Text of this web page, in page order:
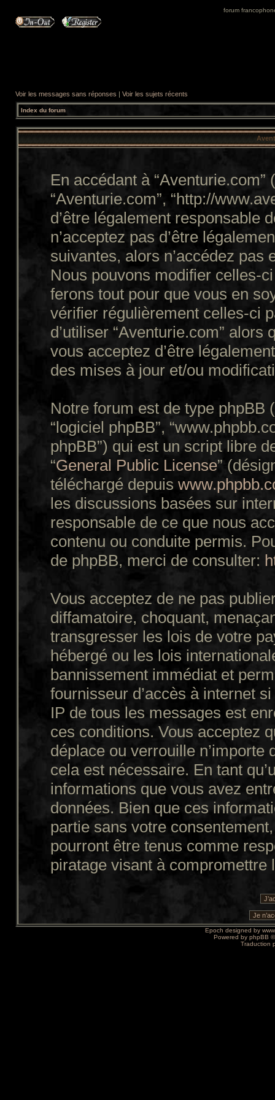
forum
Voir les messages sans réponses | Voir les sujets récents
Index du forum
En accédant à “Aventurie.com”
“Aventurie.com”, “http://
d’être légalement responsable
n’acceptez pas d’être
suivantes, alors n’accédez pas
Nous pouvons modifier celles-
ferons tout pour que vous en
vérifier régulièrement celles-ci
d’utiliser “Aventurie.com”
vous acceptez d’être
des mises à jour et/ou
Notre forum est de type phpBB
“logiciel phpBB”,
phpBB”) qui est un script libre
“General Public License”
téléchargé depuis
les discussions basées sur
responsable de ce que nous
contenu ou conduite permis.
de phpBB, merci de consulter:
Vous acceptez de ne pas
diffamatoire, choquant,
transgresser les lois de votre
hébergé ou les lois
bannissement immédiat et
fournisseur d’accès à internet
IP de tous les messages est
ces conditions. Vous acceptez
déplace ou verrouille
cela est nécessaire. En tant
informations que vous avez
données. Bien que ces
partie sans votre
pourront être tenus comme
piratage visant à compromettre
Epoch designed by
Powered by phpBB
Traduction